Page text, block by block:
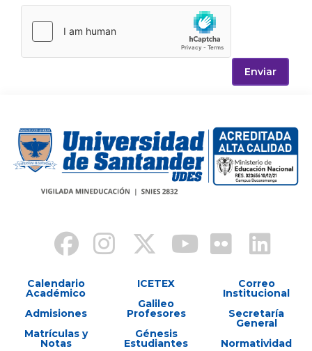
Enviar
Calendario
Académico
Admisiones
Matrículas y
Notas
ICETEX
Galileo
Profesores
Génesis
Estudiantes
Correo
Institucional
Secretaría
General
Normatividad